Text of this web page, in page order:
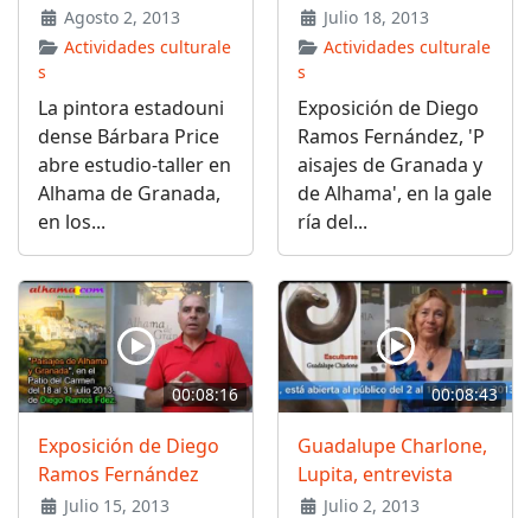
Agosto 2, 2013
Actividades culturale
s
La pintora estadouni
dense Bárbara Price
abre estudio-taller en
Alhama de Granada,
en los...
Julio 18, 2013
Actividades culturale
s
Exposición de Diego
Ramos Fernández, 'P
aisajes de Granada y
de Alhama', en la gale
ría del...
00:08:16
Exposición de Diego
Ramos Fernández
Julio 15, 2013
00:08:43
Guadalupe Charlone,
Lupita, entrevista
Julio 2, 2013